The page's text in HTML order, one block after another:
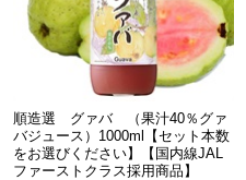
順造選 グァバ （果汁40％グァ
バジュース）1000ml【セット本数
をお選びください】【国内線JAL
ファーストクラス採用商品】